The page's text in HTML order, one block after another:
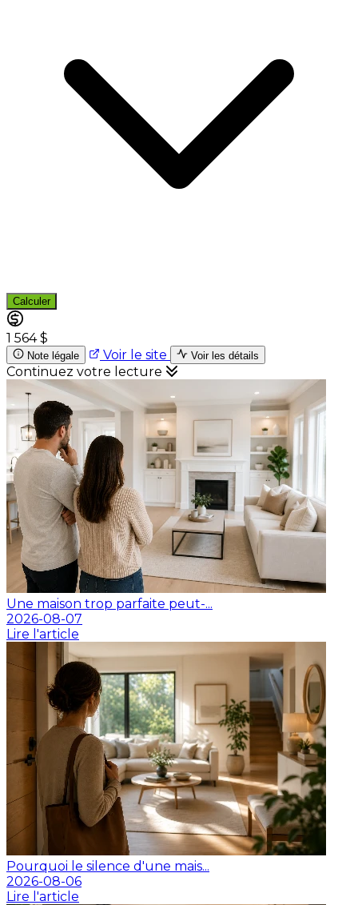
Calculer
1 564 $
Note légale Voir le site Voir les détails
Continuez votre lecture
Une maison trop parfaite peut-...
2026-08-07
Lire l'article
Pourquoi le silence d'une mais...
2026-08-06
Lire l'article